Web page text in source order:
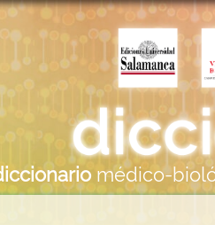
médico-